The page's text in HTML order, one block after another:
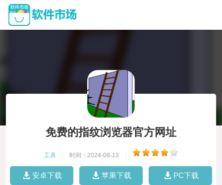
免费的指纹浏览器官方网址
工具 时间：2024-08-13
安卓下载 苹果下载 PC下载